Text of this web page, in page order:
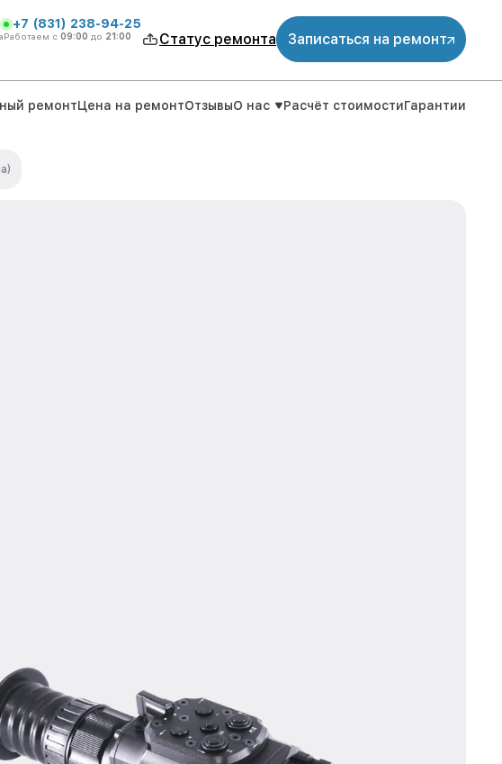
+7 (831) 238-94-25
Работаем с 09:00 до 21:00 Статус ремонта Записаться на ремонт
ремонтЦена на ремонтОтзывыО нас Расчёт стоимостиГарантии